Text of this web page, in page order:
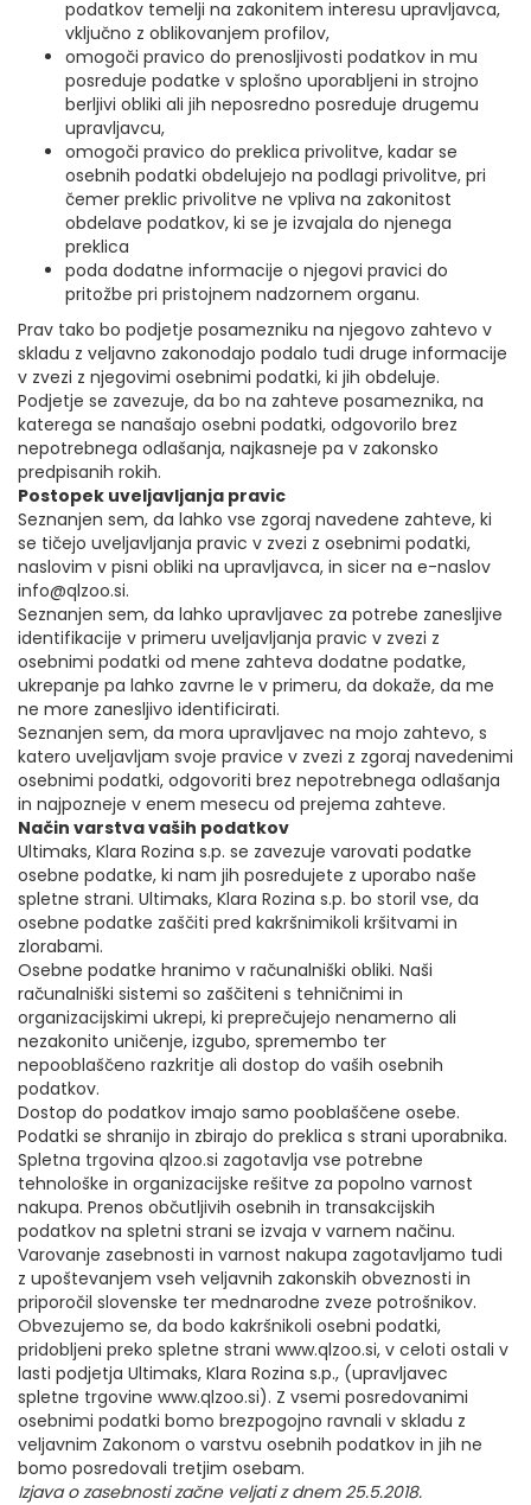
podatkov temelji na zakonitem interesu upravljavca,
vključno z oblikovanjem profilov,
omogoči pravico do prenosljivosti podatkov in mu
posreduje podatke v splošno uporabljeni in strojno
berljivi obliki ali jih neposredno posreduje drugemu
upravljavcu,
omogoči pravico do preklica privolitve, kadar se
osebnih podatki obdelujejo na podlagi privolitve, pri
čemer preklic privolitve ne vpliva na zakonitost
obdelave podatkov, ki se je izvajala do njenega
preklica
poda dodatne informacije o njegovi pravici do
pritožbe pri pristojnem nadzornem organu.
Prav tako bo podjetje posamezniku na njegovo zahtevo v
skladu z veljavno zakonodajo podalo tudi druge informacije
v zvezi z njegovimi osebnimi podatki, ki jih obdeluje.
Podjetje se zavezuje, da bo na zahteve posameznika, na
katerega se nanašajo osebni podatki, odgovorilo brez
nepotrebnega odlašanja, najkasneje pa v zakonsko
predpisanih rokih.
Postopek uveljavljanja pravic
Seznanjen sem, da lahko vse zgoraj navedene zahteve, ki
se tičejo uveljavljanja pravic v zvezi z osebnimi podatki,
naslovim v pisni obliki na upravljavca, in sicer na e-naslov
info@qlzoo.si.
Seznanjen sem, da lahko upravljavec za potrebe zanesljive
identifikacije v primeru uveljavljanja pravic v zvezi z
osebnimi podatki od mene zahteva dodatne podatke,
ukrepanje pa lahko zavrne le v primeru, da dokaže, da me
ne more zanesljivo identificirati.
Seznanjen sem, da mora upravljavec na mojo zahtevo, s
katero uveljavljam svoje pravice v zvezi z zgoraj navedenimi
osebnimi podatki, odgovoriti brez nepotrebnega odlašanja
in najpozneje v enem mesecu od prejema zahteve.
Način varstva vaših podatkov
Ultimaks, Klara Rozina s.p. se zavezuje varovati podatke
osebne podatke, ki nam jih posredujete z uporabo naše
spletne strani. Ultimaks, Klara Rozina s.p. bo storil vse, da
osebne podatke zaščiti pred kakršnimikoli kršitvami in
zlorabami.
Osebne podatke hranimo v računalniški obliki. Naši
računalniški sistemi so zaščiteni s tehničnimi in
organizacijskimi ukrepi, ki preprečujejo nenamerno ali
nezakonito uničenje, izgubo, spremembo ter
nepooblaščeno razkritje ali dostop do vaših osebnih
podatkov.
Dostop do podatkov imajo samo pooblaščene osebe.
Podatki se shranijo in zbirajo do preklica s strani uporabnika.
Spletna trgovina qlzoo.si zagotavlja vse potrebne
tehnološke in organizacijske rešitve za popolno varnost
nakupa. Prenos občutljivih osebnih in transakcijskih
podatkov na spletni strani se izvaja v varnem načinu.
Varovanje zasebnosti in varnost nakupa zagotavljamo tudi
z upoštevanjem vseh veljavnih zakonskih obveznosti in
priporočil slovenske ter mednarodne zveze potrošnikov.
Obvezujemo se, da bodo kakršnikoli osebni podatki,
pridobljeni preko spletne strani www.qlzoo.si, v celoti ostali v
lasti podjetja Ultimaks, Klara Rozina s.p., (upravljavec
spletne trgovine www.qlzoo.si). Z vsemi posredovanimi
osebnimi podatki bomo brezpogojno ravnali v skladu z
veljavnim Zakonom o varstvu osebnih podatkov in jih ne
bomo posredovali tretjim osebam.
Izjava o zasebnosti začne veljati z dnem 25.5.2018.